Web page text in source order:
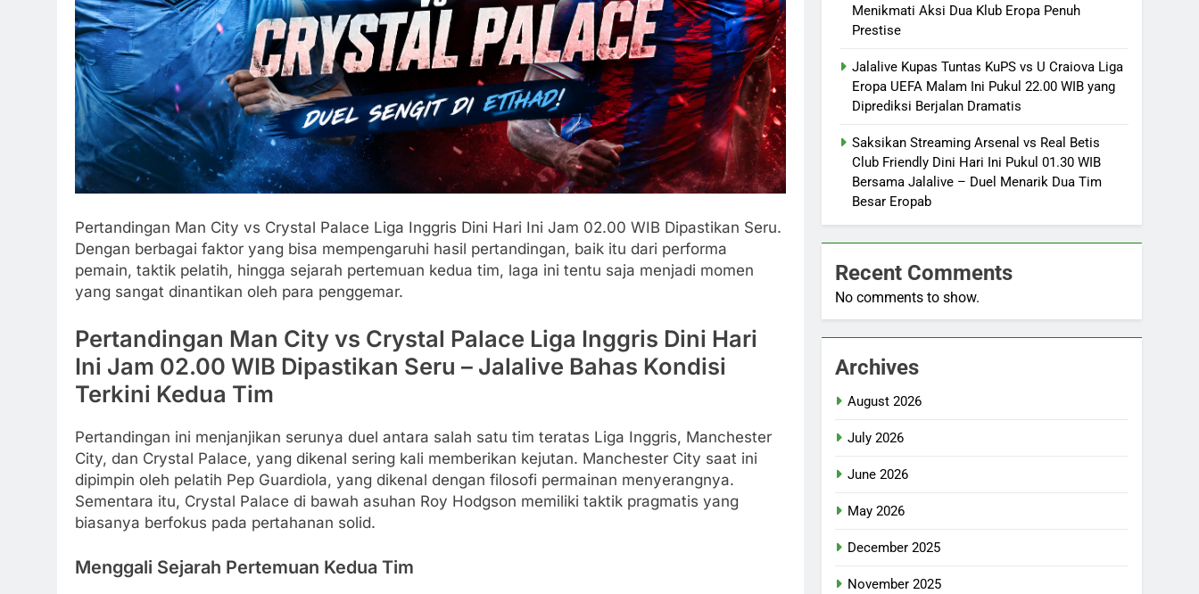
Pertandingan Man City vs Crystal Palace Liga Inggris Dini Hari Ini Jam 02.00 WIB Dipastikan Seru.
Dengan berbagai faktor yang bisa mempengaruhi hasil pertandingan, baik itu dari performa
pemain, taktik pelatih, hingga sejarah pertemuan kedua tim, laga ini tentu saja menjadi momen
yang sangat dinantikan oleh para penggemar.
Pertandingan Man City vs Crystal Palace Liga Inggris Dini Hari
Ini Jam 02.00 WIB Dipastikan Seru – Jalalive Bahas Kondisi
Terkini Kedua Tim
Pertandingan ini menjanjikan serunya duel antara salah satu tim teratas Liga Inggris, Manchester
City, dan Crystal Palace, yang dikenal sering kali memberikan kejutan. Manchester City saat ini
dipimpin oleh pelatih Pep Guardiola, yang dikenal dengan filosofi permainan menyerangnya.
Sementara itu, Crystal Palace di bawah asuhan Roy Hodgson memiliki taktik pragmatis yang
biasanya berfokus pada pertahanan solid.
Menggali Sejarah Pertemuan Kedua Tim
Menikmati Aksi Dua Klub Eropa Penuh
Prestise
Jalalive Kupas Tuntas KuPS vs U Craiova Liga
Eropa UEFA Malam Ini Pukul 22.00 WIB yang
Diprediksi Berjalan Dramatis
Saksikan Streaming Arsenal vs Real Betis
Club Friendly Dini Hari Ini Pukul 01.30 WIB
Bersama Jalalive – Duel Menarik Dua Tim
Besar Eropab
Recent Comments
No comments to show.
Archives
August 2026
July 2026
June 2026
May 2026
December 2025
November 2025